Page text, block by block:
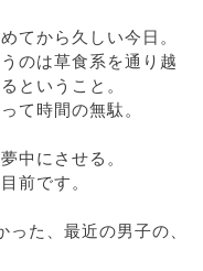
てから久しい今日。
のは草食系を通り越
ということ。
て時間の無駄。
中にさせる。
前です。
た、最近の男子の、